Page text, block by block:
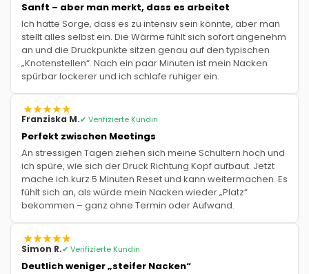
Sanft – aber man merkt, dass es arbeitet
Ich hatte Sorge, dass es zu intensiv sein könnte, aber man
stellt alles selbst ein. Die Wärme fühlt sich sofort angenehm
an und die Druckpunkte sitzen genau auf den typischen
„Knotenstellen“. Nach ein paar Minuten ist mein Nacken
spürbar lockerer und ich schlafe ruhiger ein.
Franziska M.✔ Verifizierte Kundin
Perfekt zwischen Meetings
An stressigen Tagen ziehen sich meine Schultern hoch und
ich spüre, wie sich der Druck Richtung Kopf aufbaut. Jetzt
mache ich kurz 5 Minuten Reset und kann weitermachen. Es
fühlt sich an, als würde mein Nacken wieder „Platz“
bekommen – ganz ohne Termin oder Aufwand.
Simon R.✔ Verifizierte Kundin
Deutlich weniger „steifer Nacken“